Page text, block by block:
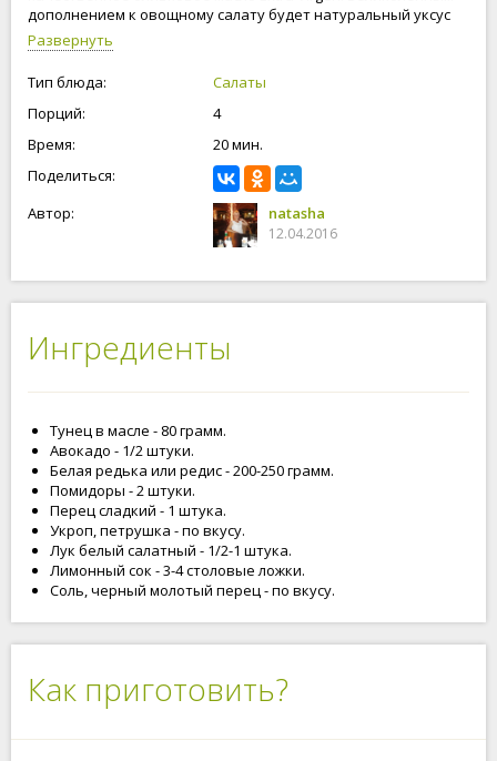
дополнением к овощному салату будет натуральный уксус
приготовленный из винограда, яблок, а также
бальзамический уксус или свежевыжатый лимонный сок.
Готовьте вместе с нами, будьте счастливы и любимы!
Развернуть
Тип блюда:
Салаты
Порций:
4
Время:
20 мин.
Поделиться:
Автор:
natasha
12.04.2016
Ингредиенты
Тунец в масле - 80 грамм.
Авокадо - 1/2 штуки.
Белая редька или редис - 200-250 грамм.
Помидоры - 2 штуки.
Перец сладкий - 1 штука.
Укроп, петрушка - по вкусу.
Лук белый салатный - 1/2-1 штука.
Лимонный сок - 3-4 столовые ложки.
Соль, черный молотый перец - по вкусу.
Как приготовить?